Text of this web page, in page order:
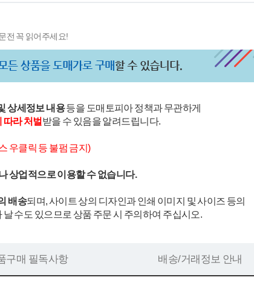
전 꼭 읽어주세요!
상세정보 내용등을 도매토피아 정책과 무관하게
라 처벌 받을 수 있음을 알려드립니다.
우클릭 등 불펌 금지)
상업적으로 이용할 수 없습니다.
배송되며, 사이트 상의 디자인과 인쇄 이미지 및 사이즈 등의
날 수도 있으므로 상품 주문 시 주의하여 주십시오.
구매 필독사항 배송/거래정보 안내